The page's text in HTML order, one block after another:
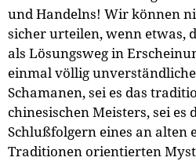
und Handelns! Wir können
sicher urteilen, wenn etwas,
als Lösungsweg in
einmal völlig
Schamanen, sei es das
chinesischen Meisters, sei
Schlußfolgern eines an alten
Traditionen orientierten